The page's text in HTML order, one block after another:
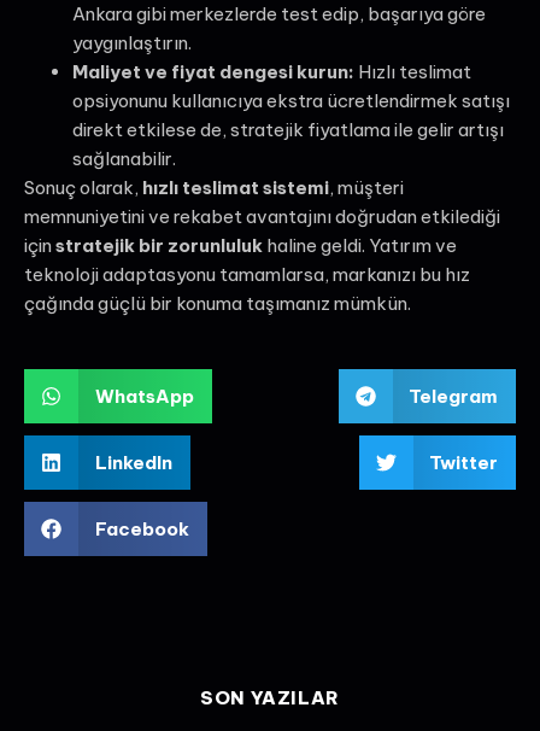
Ankara gibi merkezlerde test edip, başarıya göre
yaygınlaştırın.
Maliyet ve fiyat dengesi kurun: Hızlı teslimat
opsiyonunu kullanıcıya ekstra ücretlendirmek satışı
direkt etkilese de, stratejik fiyatlama ile gelir artışı
sağlanabilir.
Sonuç olarak, hızlı teslimat sistemi, müşteri
memnuniyetini ve rekabet avantajını doğrudan etkilediği
içinstratejik bir zorunluluk haline geldi. Yatırım ve
teknoloji adaptasyonu tamamlarsa, markanızı bu hız
çağında güçlü bir konuma taşımanız mümkün.
WhatsApp Telegram
LinkedIn Twitter
Facebook
SON YAZILAR